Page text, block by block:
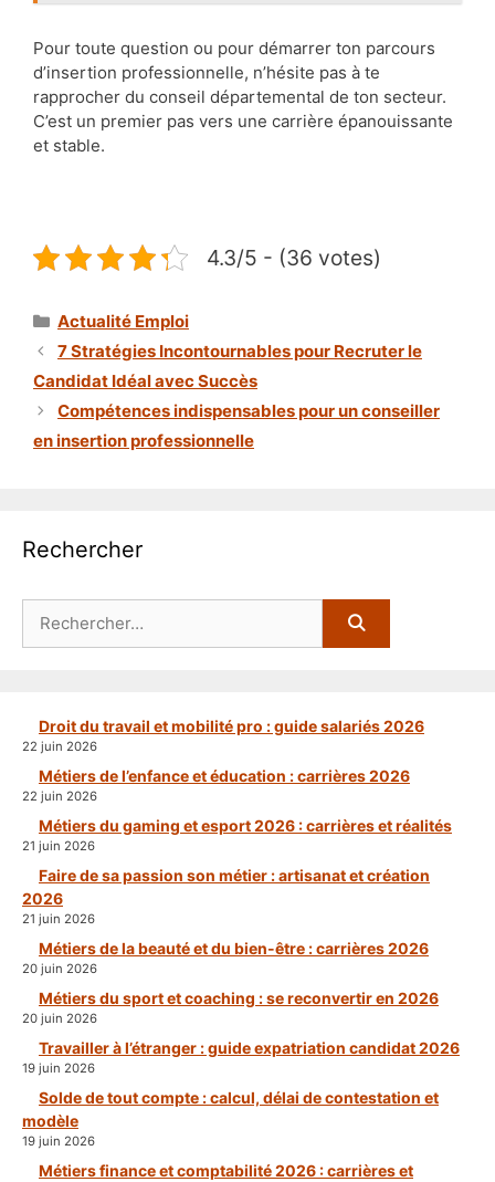
Pour toute question ou pour démarrer ton parcours
d’insertion professionnelle, n’hésite pas à te
rapprocher du conseil départemental de ton secteur.
C’est un premier pas vers une carrière épanouissante
et stable.
4.3/5 - (36 votes)
Catégories
Actualité Emploi
7 Stratégies Incontournables pour Recruter le
Candidat Idéal avec Succès
Compétences indispensables pour un conseiller
en insertion professionnelle
Rechercher
Droit du travail et mobilité pro : guide salariés 2026
22 juin 2026
Métiers de l’enfance et éducation : carrières 2026
22 juin 2026
Métiers du gaming et esport 2026 : carrières et réalités
21 juin 2026
Faire de sa passion son métier : artisanat et création
2026
21 juin 2026
Métiers de la beauté et du bien-être : carrières 2026
20 juin 2026
Métiers du sport et coaching : se reconvertir en 2026
20 juin 2026
Travailler à l’étranger : guide expatriation candidat 2026
19 juin 2026
Solde de tout compte : calcul, délai de contestation et
modèle
19 juin 2026
Métiers finance et comptabilité 2026 : carrières et